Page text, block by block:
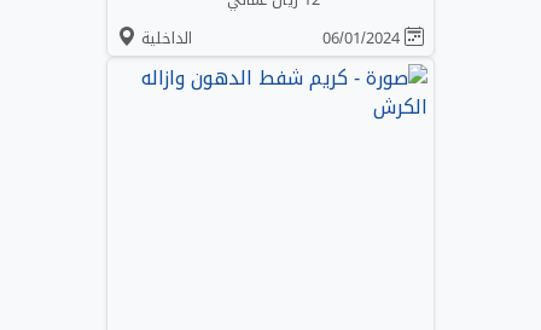
الداخلية